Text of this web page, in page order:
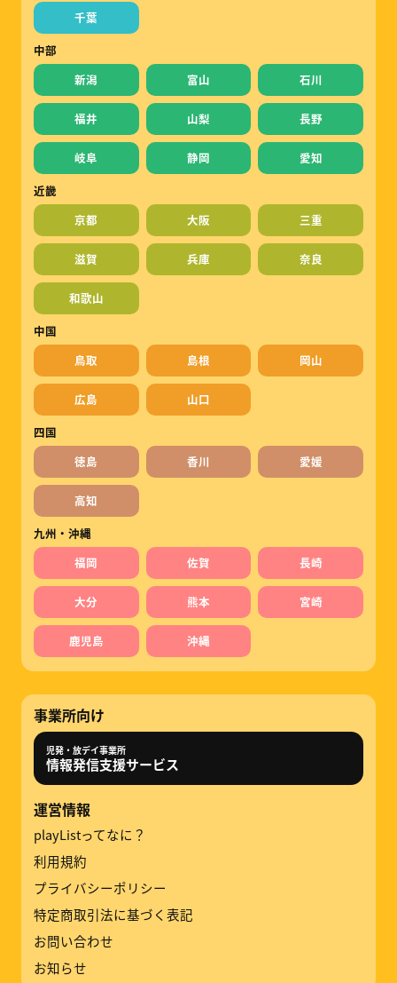
千葉
中部
新潟
富山 石川
福井 山梨 長野
岐阜 静岡
愛知
近畿
京都
大阪 三重
滋賀 兵庫 奈良
和歌山
中国
鳥取
島根 岡山
広島
山口
四国
徳島
香川 愛媛
高知
九州・沖縄
福岡
佐賀 長崎
大分 熊本 宮崎
鹿児島 沖縄
事業所向け
児発・放デイ事業所
情報発信支援サービス
運営情報
playListってなに？
利用規約
プライバシーポリシー
特定商取引法に基づく表記
お問い合わせ
お知らせ